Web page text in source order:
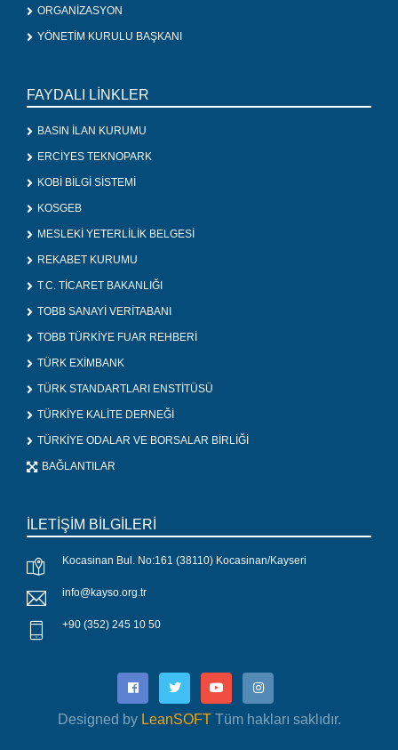
ORGANİZASYON
YÖNETİM KURULU BAŞKANI
FAYDALI LİNKLER
BASIN İLAN KURUMU
ERCİYES TEKNOPARK
KOBİ BİLGİ SİSTEMİ
KOSGEB
MESLEKİ YETERLİLİK BELGESİ
REKABET KURUMU
T.C. TİCARET BAKANLIĞI
TOBB SANAYİ VERİTABANI
TOBB TÜRKİYE FUAR REHBERİ
TÜRK EXİMBANK
TÜRK STANDARTLARI ENSTİTÜSÜ
TÜRKİYE KALİTE DERNEĞİ
TÜRKİYE ODALAR VE BORSALAR BİRLİĞİ
BAĞLANTILAR
İLETİŞİM BİLGİLERİ
Kocasinan Bul. No:161 (38110) Kocasinan/Kayseri
info@kayso.org.tr
+90 (352) 245 10 50
Designed by LeanSOFTTüm hakları saklıdır.